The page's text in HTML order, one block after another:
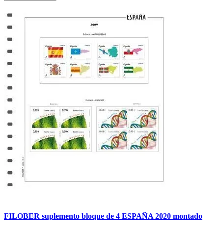
FILOBER suplemento bloque de 4 ESPAÑA 2020 montado